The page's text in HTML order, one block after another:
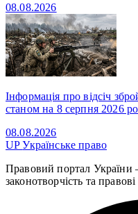
08.08.2026
Інформація про відсіч
станом на 8 серпня 2026
08.08.2026
UPУкраїнське право
Правовий портал України
законотворчість та